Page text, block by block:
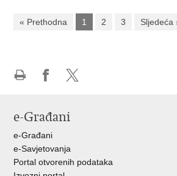
« Prethodna 1 2 3 Sljedeća
Facebooku
X-
e-Građani
e-Građani
e-Savjetovanja
Portal otvorenih podataka